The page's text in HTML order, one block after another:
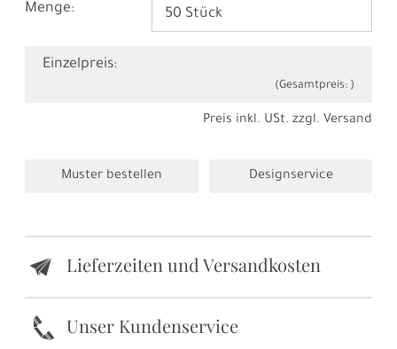
Menge:
Einzelpreis:
(Gesamtpreis: )
Preis inkl. USt. zzgl. Versand
Muster bestellen Designservice
e Lieferzeiten und Versandkosten
k Unser Kundenservice